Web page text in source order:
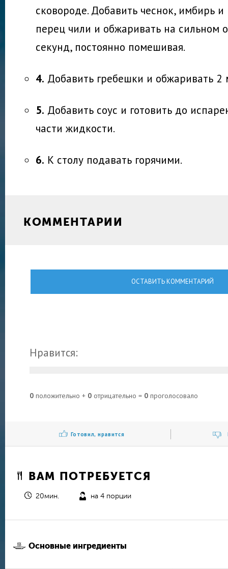
сковороде. Добавить чеснок, имбирь
перец чили и обжаривать на сильном
секунд, постоянно помешивая.
4. Добавить гребешки и обжаривать 2
5. Добавить соус и готовить до
части жидкости.
6. К столу подавать горячими.
КОММЕНТАРИИ
ОСТАВИТЬ КОММЕНТАРИЙ
Нравится:
0 положительно + 0 отрицательно = 0 проголосовало
Готовил, нравится
ВАМ ПОТРЕБУЕТСЯ
20мин. на 4 порции
Основные ингредиенты